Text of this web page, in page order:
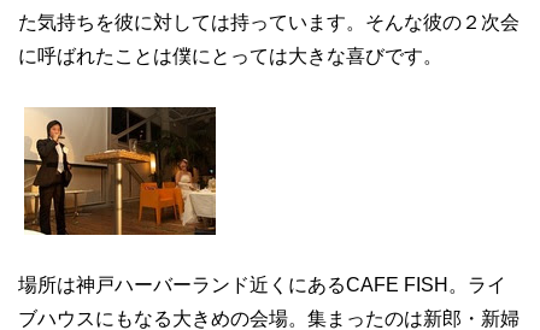
た気持ちを彼に対しては持っています。そんな彼の２次会
に呼ばれたことは僕にとっては大きな喜びです。
場所は神戸ハーバーランド近くにあるCAFE FISH。ライ
ブハウスにもなる大きめの会場。集まったのは新郎・新婦